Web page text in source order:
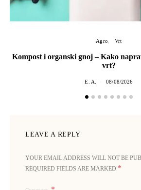
Agro Vrt
Kompost i organski gnoj – Kako
vrt?
E. A. 08/08/2026
LEAVE A REPLY
YOUR EMAIL ADDRESS WILL NOT BE
REQUIRED FIELDS ARE MARKED *